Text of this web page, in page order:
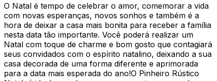
O Natal é tempo de celebrar o amor, comemorar a vida
com novas esperanças, novos sonhos e também é a
hora de deixar a casa mais bonita para receber a família
nesta data tão importante. Você poderá realizar um
Natal com toque de charme e bom gosto que contagiará
seus convidados com o espírito natalino, deixando a sua
casa decorada de uma forma diferente e aprimorada
para a data mais esperada do ano!O Pinheiro Rústico